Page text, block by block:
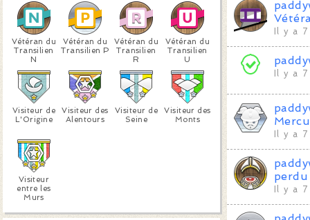
Vétéran du
Transilien
N
Vétéran du
Transilien P
Vétéran du
Transilien
R
Vétéran du
Transilien
U
Visiteur de
L'Origine
Visiteur des
Alentours
Visiteur de
Seine
Visiteur des
Monts
Visiteur
entre les
Murs
Il y a
Il y a
Il y a
Il y a